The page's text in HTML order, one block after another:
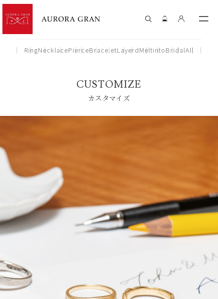
RingNecklacePierceBraceletLayerdMeltintoBridalAll
CUSTOMIZE
カスタマイズ